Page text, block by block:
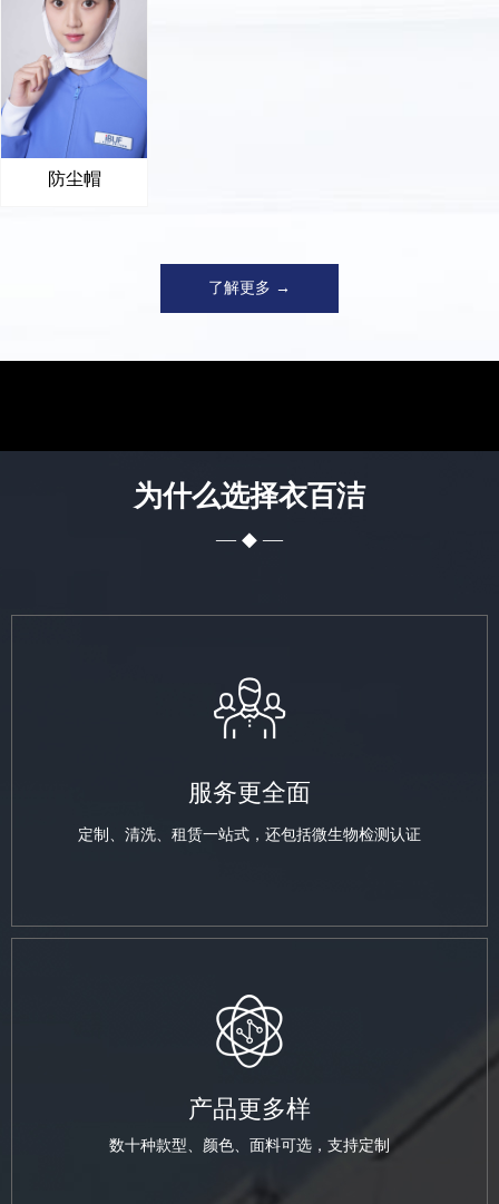
了解更多 →
防尘帽
服务更全面
定制、清洗、租赁一站式，还包括微生物检测认证
为什么选择衣百洁
— ◆ —
产品更多样
数十种款型、颜色、面料可选，支持定制